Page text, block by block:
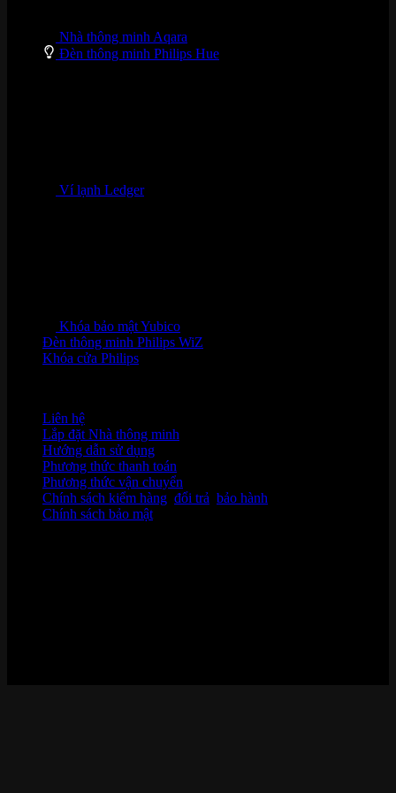
Nhà thông minh Aqara
Đèn thông minh Philips Hue
Ví lạnh Ledger
Khóa bảo mật Yubico
Đèn thông minh Philips WiZ
Khóa cửa Philips
Liên hệ
Lắp đặt Nhà thông minh
Hướng dẫn sử dụng
Phương thức thanh toán
Phương thức vận chuyển
Chính sách kiểm hàng đổi trả bảo hành
Chính sách bảo mật